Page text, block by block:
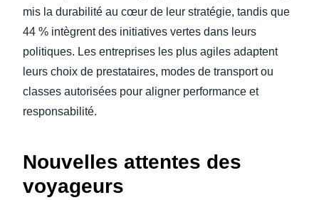
mis la durabilité au cœur de leur stratégie, tandis que
44 % intègrent des initiatives vertes dans leurs
politiques. Les entreprises les plus agiles adaptent
leurs choix de prestataires, modes de transport ou
classes autorisées pour aligner performance et
responsabilité.
Nouvelles attentes des
voyageurs